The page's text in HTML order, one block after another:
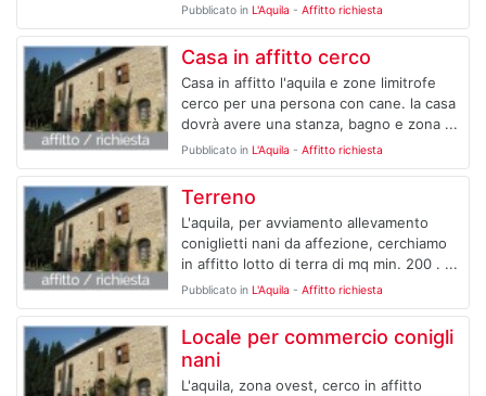
Pubblicato in L'Aquila - Affitto richiesta
Casa in affitto cerco
Casa in affitto l'aquila e zone limitrofe
cerco per una persona con cane. la casa
dovrà avere una stanza, bagno e zona ...
Pubblicato in L'Aquila - Affitto richiesta
Terreno
L'aquila, per avviamento allevamento
coniglietti nani da affezione, cerchiamo
in affitto lotto di terra di mq min. 200 . ...
Pubblicato in L'Aquila - Affitto richiesta
Locale per commercio conigli
nani
L'aquila, zona ovest, cerco in affitto